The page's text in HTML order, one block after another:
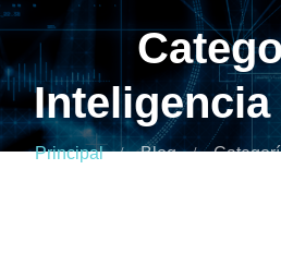
Principal Blog